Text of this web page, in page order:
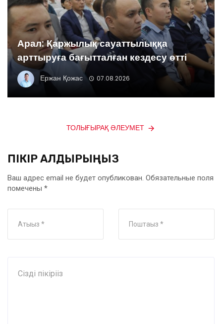
Арал: Қаржылық сауаттылыққа
арттыруға бағытталған кездесу өтті
Ержан Қожас 07.08.2026
ТОЛЫҒЫРАҚ ӘЛЕУМЕТ
ПІКІР ҚАЛДЫРЫҢЫЗ
Ваш адрес email не будет опубликован. Обязательные поля
помечены *